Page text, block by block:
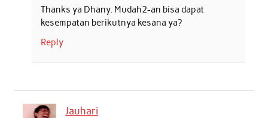
Thanks ya Dhany. Mudah2-an bisa dapat
kesempatan berikutnya kesana ya?
Reply
Jauhari